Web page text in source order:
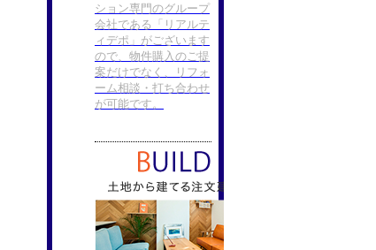
ション専門のグループ
会社である「リアルテ
ィデポ」がございます
ので、物件購入のご提
案だけでなく、リフォ
ーム相談・打ち合わせ
が可能です。